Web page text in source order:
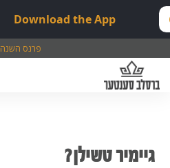
Download the App
פרנס השנה
גיימיר טשילן?